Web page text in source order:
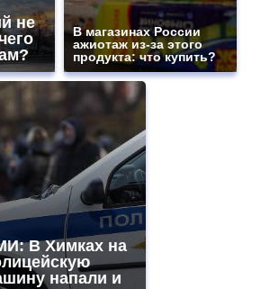
не
В магазинах России
ажиотаж из-за этого
продукта: что купить?
В Химках на
напали и